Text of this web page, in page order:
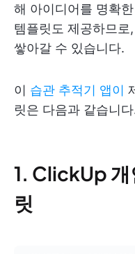
해 아이디어를 명확
템플릿도 제공하므
쌓아갈 수 있습니다.
이 습관 추적기 앱이
릿은 다음과 같습니
1. ClickUp 개
릿